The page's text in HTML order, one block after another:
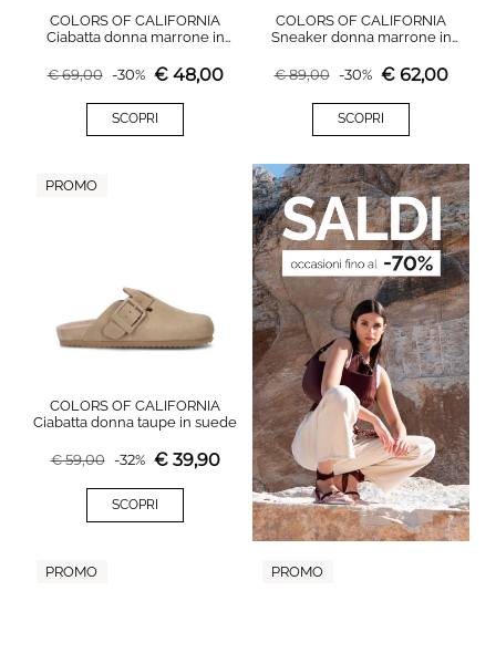
COLORS OF CALIFORNIA
Ciabatta donna marrone in
€69,00 -30% € 48,00
SCOPRI
COLORS OF CALIFORNIA
Sneaker donna marrone in
€89,00 -30% € 62,00
SCOPRI
PROMO
COLORS OF CALIFORNIA
Ciabatta donna taupe in suede
€59,00 -32% € 39,90
SCOPRI
PROMO PROMO